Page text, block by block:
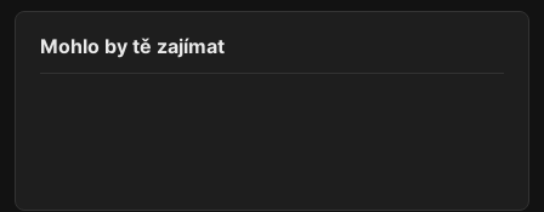
Mohlo by tě zajímat